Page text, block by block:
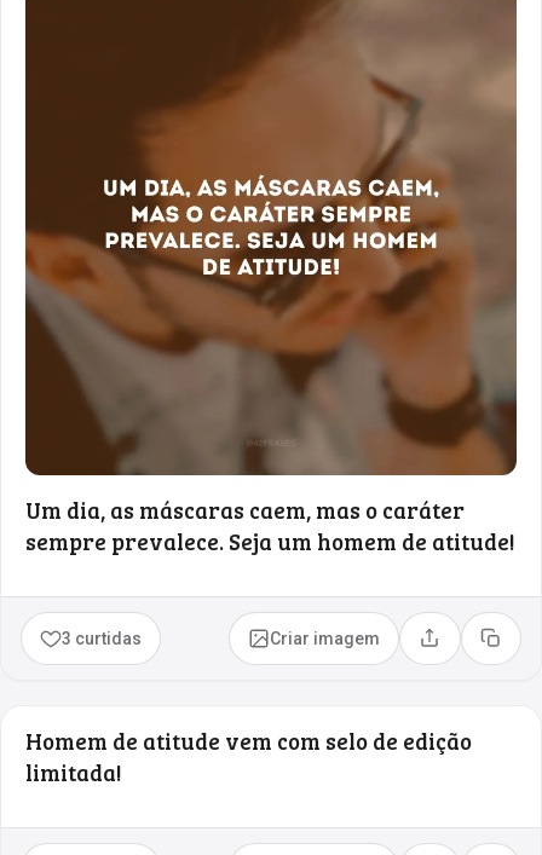
Um dia, as máscaras caem, mas o caráter
sempre prevalece. Seja um homem de atitude!
3 curtidas Criar imagem Compartilhar
Copiar
Homem de atitude vem com selo de edição
limitada!